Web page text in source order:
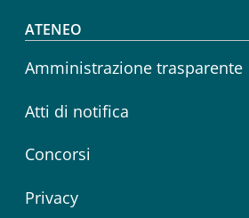
Footer menu
ATENEO
Amministrazione trasparente
Atti di notifica
Concorsi
Privacy